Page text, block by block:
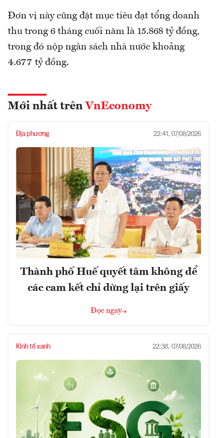
Đơn vị này cũng đặt mục tiêu đạt tổng doanh
thu trong 6 tháng cuối năm là 15.868 tỷ đồng,
trong đó nộp ngân sách nhà nước khoảng
4.677 tỷ đồng.
Mới nhất trên VnEconomy
Địa phương 22:41, 07/08/2026
Thành phố Huế quyết tâm không để
các cam kết chỉ dừng lại trên giấy
Đọc ngay
Kinh tế xanh 22:38, 07/08/2026